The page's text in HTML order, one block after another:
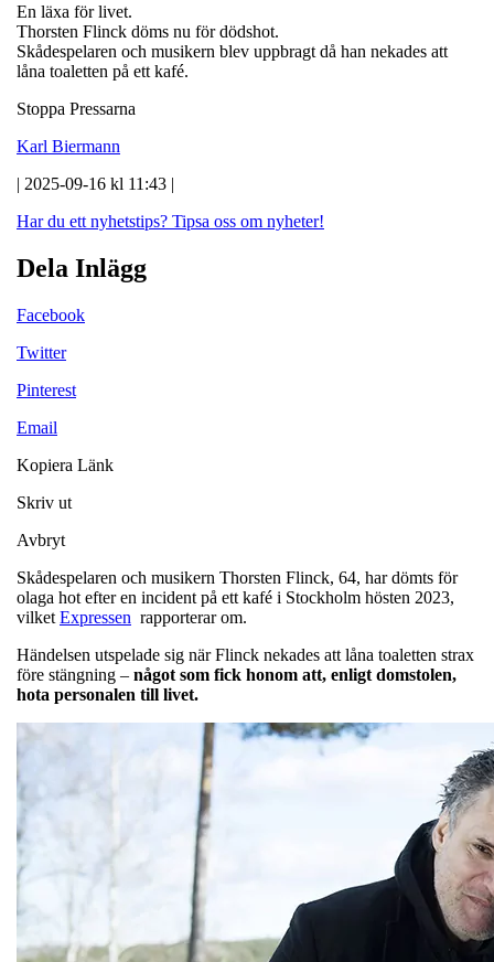
En läxa för livet.
Thorsten Flinck döms nu för dödshot.
Skådespelaren och musikern blev uppbragt då han nekades att
låna toaletten på ett kafé.
Stoppa Pressarna
Karl Biermann
| 2025-09-16 kl 11:43 |
Har du ett nyhetstips? Tipsa oss om nyheter!
Dela Inlägg
Facebook
Twitter
Pinterest
Email
Kopiera Länk
Skriv ut
Avbryt
Skådespelaren och musikern Thorsten Flinck, 64, har dömts för
olaga hot efter en incident på ett kafé i Stockholm hösten 2023,
vilket Expressen rapporterar om.
Händelsen utspelade sig när Flinck nekades att låna toaletten strax
före stängning – något som fick honom att, enligt domstolen,
hota personalen till livet.